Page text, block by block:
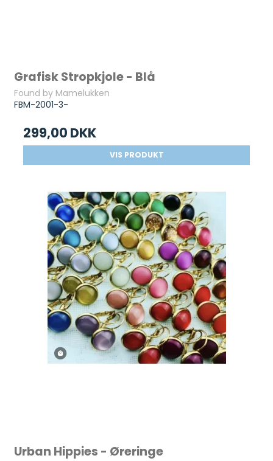
Grafisk Stropkjole - Blå
Found by Mamelukken
FBM-2001-3-
299,00 DKK
VIS PRODUKT
Urban Hippies - Øreringe